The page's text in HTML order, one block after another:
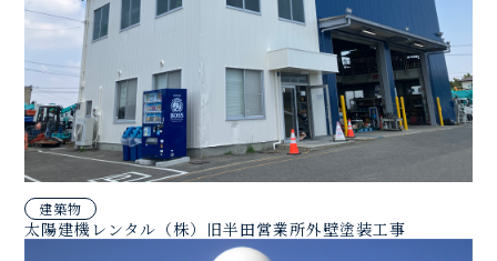
建築物
太陽建機レンタル（株）旧半田営業所外壁塗装工事